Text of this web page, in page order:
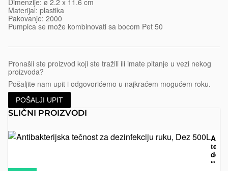
Materijal: plastika
Pakovanje: 2000
Pumpica se može kombinovati sa bocom Pet 50
Pronašli ste proizvod koji ste tražili ili imate pitanje u vezi nekog
proizvoda?
Pošaljite nam upit i odgovorićemo u najkraćem mogućem roku.
POŠALJI UPIT
SLIČNI PROIZVODI